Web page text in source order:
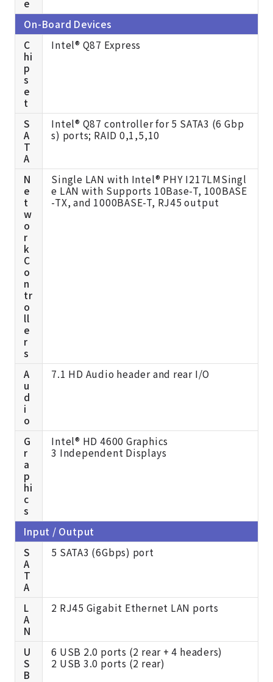
e
On-Board Devices
C
hi
p
s
e
t
Intel® Q87 Express
S
A
T
A
Intel® Q87 controller for 5 SATA3 (6 Gbp
s) ports; RAID 0,1,5,10
N
e
t
w
o
r
k
C
o
n
tr
o
ll
e
r
s
Single LAN with Intel® PHY I217LMSingl
e LAN with Supports 10Base-T, 100BASE
-TX, and 1000BASE-T, RJ45 output
A
u
d
i
o
7.1 HD Audio header and rear I/O
G
r
a
p
hi
c
s
Intel® HD 4600 Graphics
3 Independent Displays
Input / Output
S
A
T
A
5 SATA3 (6Gbps) port
L
A
N
2 RJ45 Gigabit Ethernet LAN ports
U
S
B
6 USB 2.0 ports (2 rear + 4 headers)
2 USB 3.0 ports (2 rear)